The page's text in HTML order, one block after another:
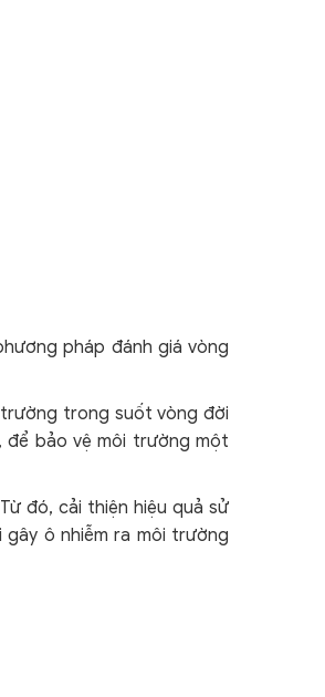
pháp đánh giá vòng
trong suốt vòng đời
để bảo vệ môi trường một
đó, cải thiện hiệu quả sử
ô nhiễm ra môi trường